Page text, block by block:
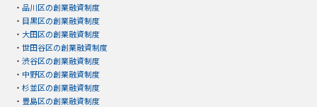
・ 品川区の創業融資制度
・ 目黒区の創業融資制度
・ 大田区の創業融資制度
・ 世田谷区の創業融資制度
・ 渋谷区の創業融資制度
・ 中野区の創業融資制度
・ 杉並区の創業融資制度
・ 豊島区の創業融資制度